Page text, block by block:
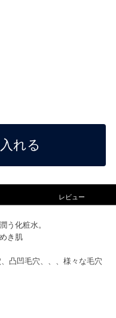
れる
レビュー
う化粧水。
き肌
凸凹毛穴、、、様々な毛穴